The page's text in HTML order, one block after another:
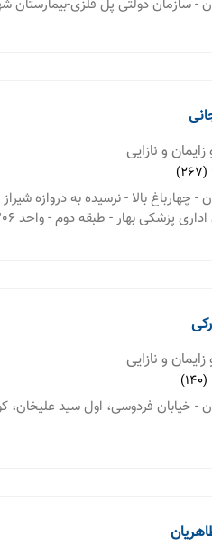
و نازایی
(267)
- چهارباغ بالا - نرسیده به دروازه
پزشکی بهار - طبقه دوم - واحد 206
و نازایی
(140)